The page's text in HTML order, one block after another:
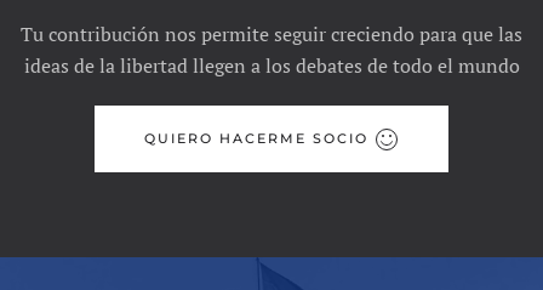
Tu contribución nos permite seguir creciendo para que las
ideas de la libertad llegen a los debates de todo el mundo
QUIERO HACERME SOCIO